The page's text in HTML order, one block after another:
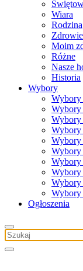
Wiara
Rodzina
Zdrowie
Moim
Różne
Nasze
Historia
Wybory
Wybory
Wybory
Wybory
Wybory
Wybory
Wybory
Wybory
Wybory
Wybory
Wybory
Ogłoszenia